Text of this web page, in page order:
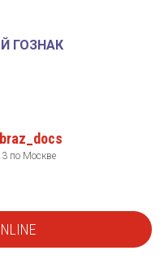
ГОЗНАК
по Москве